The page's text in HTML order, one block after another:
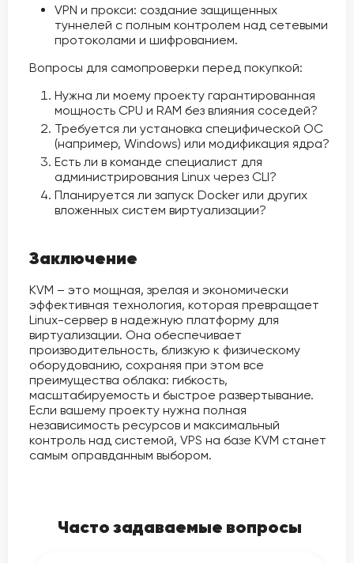
VPN и прокси: создание защищенных
туннелей с полным контролем над сетевыми
протоколами и шифрованием.
Вопросы для самопроверки перед покупкой:
Нужна ли моему проекту гарантированная
мощность CPU и RAM без влияния соседей?
Требуется ли установка специфической ОС
(например, Windows) или модификация ядра?
Есть ли в команде специалист для
администрирования Linux через CLI?
Планируется ли запуск Docker или других
вложенных систем виртуализации?
Заключение
KVM – это мощная, зрелая и экономически
эффективная технология, которая превращает
Linux-сервер в надежную платформу для
виртуализации. Она обеспечивает
производительность, близкую к физическому
оборудованию, сохраняя при этом все
преимущества облака: гибкость,
масштабируемость и быстрое развертывание.
Если вашему проекту нужна полная
независимость ресурсов и максимальный
контроль над системой, VPS на базе KVM станет
самым оправданным выбором.
Часто задаваемые вопросы